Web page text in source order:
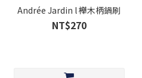
Andrée Jardin l 櫸木柄鍋刷
NT$270